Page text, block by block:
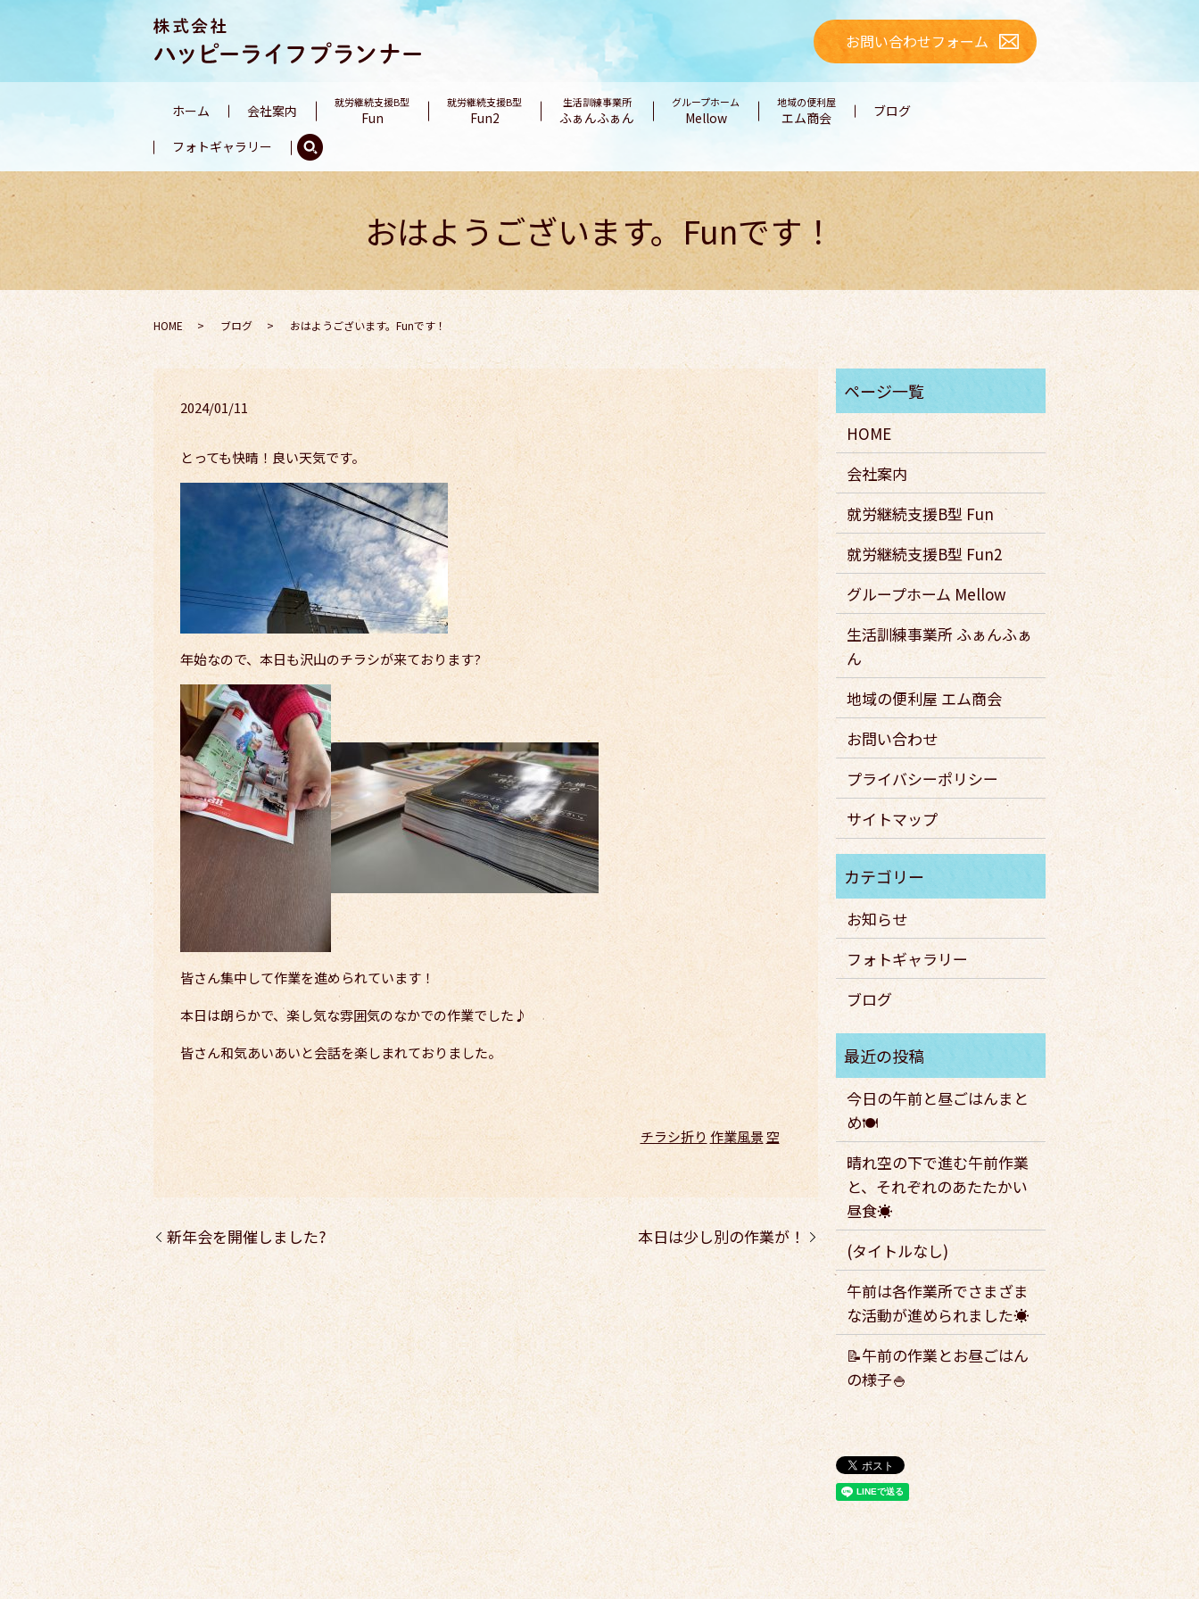
お問い合わせフォーム
ホーム 会社案内 就労継続支援B型
Fun
就労継続支援B型
Fun2
生活訓練事業所
ふぁんふぁん
グループホーム
Mellow
地域の便利屋
エム商会 ブログ
フォトギャラリー
おはようございます。Funです！
HOME ブログ おはようございます。Funです！
2024/01/11
とっても快晴！良い天気です。
年始なので、本日も沢山のチラシが来ております?
皆さん集中して作業を進められています！
本日は朗らかで、楽し気な雰囲気のなかでの作業でした♪
皆さん和気あいあいと会話を楽しまれておりました。
チラシ折り 作業風景 空
新年会を開催しました? 本日は少し別の作業が！
HOME
会社案内
就労継続支援B型 Fun
就労継続支援B型 Fun2
グループホーム Mellow
生活訓練事業所 ふぁんふぁ
ん
地域の便利屋 エム商会
お問い合わせ
プライバシーポリシー
サイトマップ
お知らせ
フォトギャラリー
ブログ
今日の午前と昼ごはんまと
め🍽️
晴れ空の下で進む午前作業
と、それぞれのあたたかい
昼食☀️
(タイトルなし)
午前は各作業所でさまざま
な活動が進められました☀️
📝午前の作業とお昼ごはん
の様子🍚